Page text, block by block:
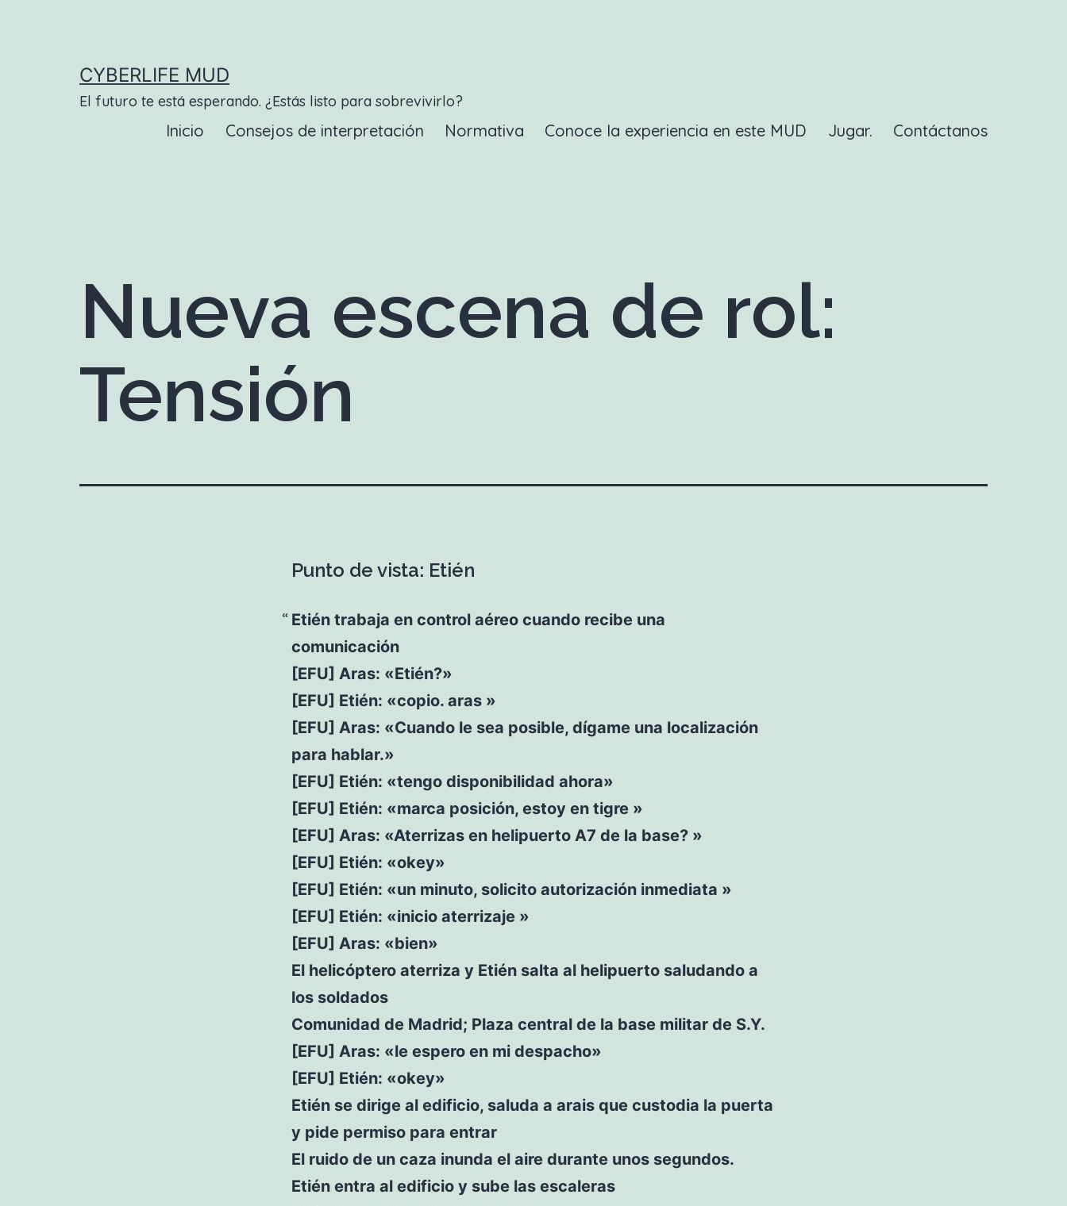
CYBERLIFE MUD
El futuro te está esperando. ¿Estás listo para sobrevivirlo?
Inicio Consejos de interpretación Normativa Conoce la experiencia en este MUD Jugar. Contáctanos
Nueva escena de rol:
Tensión
Punto de vista: Etién
Etién trabaja en control aéreo cuando recibe una
comunicación
[EFU] Aras: «Etién?»
[EFU] Etién: «copio. aras »
[EFU] Aras: «Cuando le sea posible, dígame una localización
para hablar.»
[EFU] Etién: «tengo disponibilidad ahora»
[EFU] Etién: «marca posición, estoy en tigre »
[EFU] Aras: «Aterrizas en helipuerto A7 de la base? »
[EFU] Etién: «okey»
[EFU] Etién: «un minuto, solicito autorización inmediata »
[EFU] Etién: «inicio aterrizaje »
[EFU] Aras: «bien»
El helicóptero aterriza y Etién salta al helipuerto saludando a
los soldados
Comunidad de Madrid; Plaza central de la base militar de S.Y.
[EFU] Aras: «le espero en mi despacho»
[EFU] Etién: «okey»
Etién se dirige al edificio, saluda a arais que custodia la puerta
y pide permiso para entrar
El ruido de un caza inunda el aire durante unos segundos.
Etién entra al edificio y sube las escaleras